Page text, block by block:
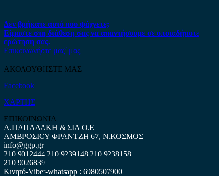
Δεν βρήκατε αυτό που ψάχνετε;
Είμαστε στη διάθεση σας να απαντήσουμε σε οποιαδήποτε
ερώτηση σας.
Επικοινωνήστε μαζί μας
ΑΚΟΛΟΥΘΗΣΤΕ ΜΑΣ
Facebook
ΧΑΡΤΗΣ
ΕΠΙΚΟΙΝΩΝΙΑ
Α.ΠΑΠΑΔΑΚΗ & ΣΙΑ Ο.Ε
ΑΜΒΡΟΣΙΟΥ ΦΡΑΝΤΖΗ 67, Ν.ΚΟΣΜΟΣ
info@ggp.gr
210 9012444 210 9239148 210 9238158
210 9026839
Κινητό-Viber-whatsapp : 6980507900